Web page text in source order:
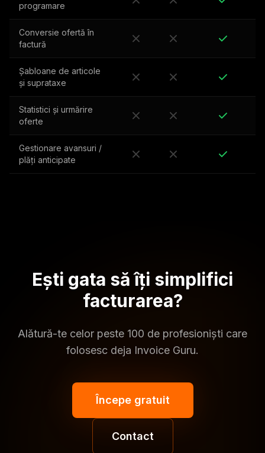
programare
Conversie ofertă în
factură
Șabloane de articole
și suprataxe
Statistici și urmărire
oferte
Gestionare avansuri /
plăți anticipate
Ești gata să îți simplifici
facturarea?
Alătură-te celor peste 100 de profesioniști care
folosesc deja Invoice Guru.
Începe gratuit
Contact